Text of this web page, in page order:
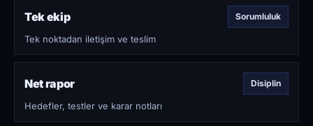
Tek ekip Sorumluluk
Tek noktadan iletişim ve teslim
Net rapor Disiplin
Hedefler, testler ve karar notları